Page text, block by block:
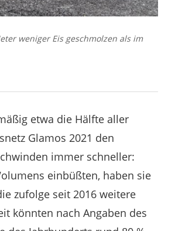
weniger Eis geschmolzen als im
etwa die Hälfte aller
Glamos 2021 den
immer schneller:
einbüßten, haben sie
zufolge seit 2016 weitere
könnten nach Angaben des